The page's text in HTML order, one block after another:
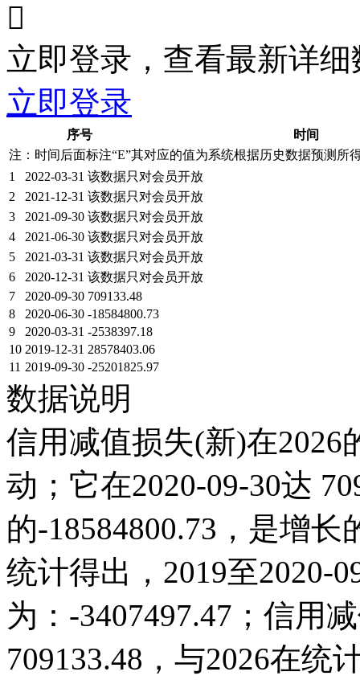

立即登录，查看最新详细
立即登录
序号
时间
注：时间后面标注“E”其对应的值为系统根据历史数据预测所
1
2022-03-31 该数据只对会员开放
2
2021-12-31 该数据只对会员开放
3
2021-09-30 该数据只对会员开放
4
2021-06-30 该数据只对会员开放
5
2021-03-31 该数据只对会员开放
6
2020-12-31 该数据只对会员开放
7
2020-09-30 709133.48
8
2020-06-30 -18584800.73
9
2020-03-31 -2538397.18
10 2019-12-31 28578403.06
11 2019-09-30 -25201825.97
数据说明
信用减值损失(新)在2026
动；它在2020-09-30达
的-18584800.73，是增
统计得出，2019至2020-
为：-3407497.47；信用
709133.48，与2026在统